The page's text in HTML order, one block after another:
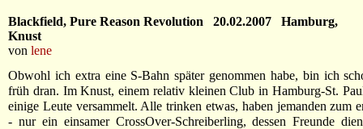
Blackfield, Pure Reason Revolution 20.02.2007 Hamburg,
Knust
von lene
Obwohl ich extra eine S-Bahn später genommen habe, bin ich
früh dran. Im Knust, einem relativ kleinen Club in Hamburg-St.
einige Leute versammelt. Alle trinken etwas, haben jemanden zum
- nur ein einsamer CrossOver-Schreiberling, dessen Freunde